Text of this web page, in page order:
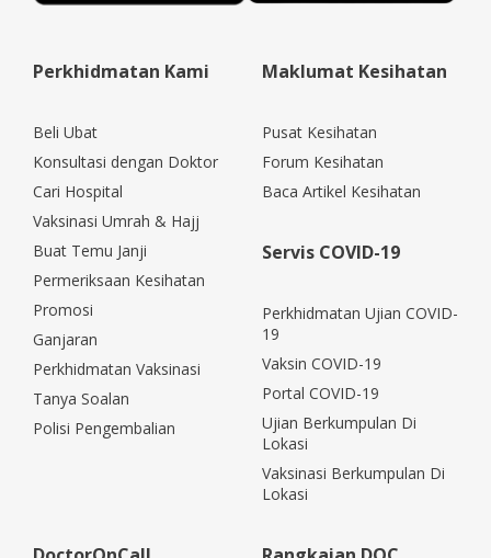
Perkhidmatan Kami
Beli Ubat
Konsultasi dengan Doktor
Cari Hospital
Vaksinasi Umrah & Hajj
Buat Temu Janji
Permeriksaan Kesihatan
Promosi
Ganjaran
Perkhidmatan Vaksinasi
Tanya Soalan
Polisi Pengembalian
Maklumat Kesihatan
Pusat Kesihatan
Forum Kesihatan
Baca Artikel Kesihatan
Servis COVID-19
Perkhidmatan Ujian COVID-
19
Vaksin COVID-19
Portal COVID-19
Ujian Berkumpulan Di
Lokasi
Vaksinasi Berkumpulan Di
Lokasi